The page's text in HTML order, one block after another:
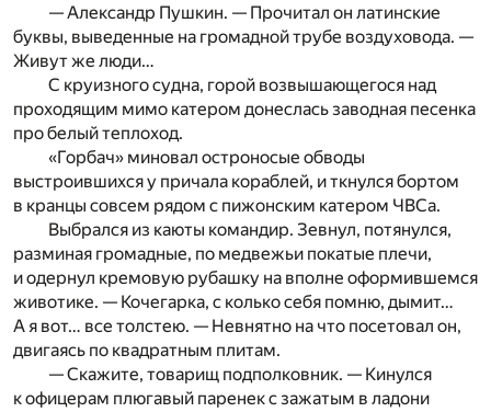
— Александр Пушкин. — Прочитал он латинские
буквы, выведенные на громадной трубе воздуховода. —
Живут же люди…
С круизного судна, горой возвышающегося над
проходящим мимо катером донеслась заводная песенка
про белый теплоход.
«Горбач» миновал остроносые обводы
выстроившихся у причала кораблей, и ткнулся бортом
в кранцы совсем рядом с пижонским катером ЧВСа.
Выбрался из каюты командир. Зевнул, потянулся,
разминая громадные, по медвежьи покатые плечи,
и одернул кремовую рубашку на вполне оформившемся
животике. — Кочегарка, с колько себя помню, дымит…
А я вот… все толстею. — Невнятно на что посетовал он,
двигаясь по квадратным плитам.
— Скажите, товарищ подполковник. — Кинулся
к офицерам плюгавый паренек с зажатым в ладони